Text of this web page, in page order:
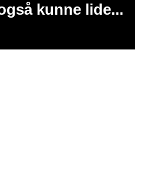
kunne lide...